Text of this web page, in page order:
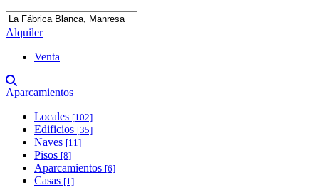
Alquiler
Venta
Aparcamientos
Locales [102]
Edificios [35]
Naves [11]
Pisos [8]
Aparcamientos [6]
Casas [1]